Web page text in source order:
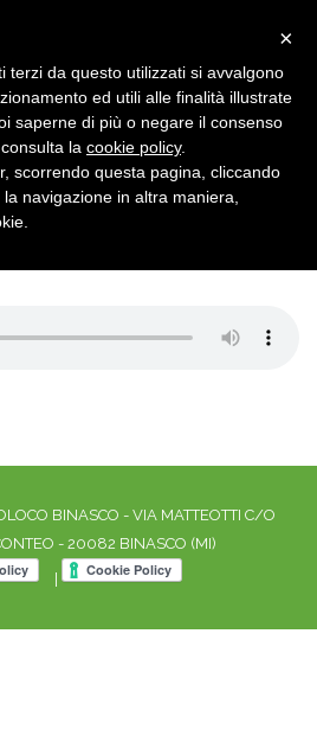
BINASCO - VIA MATTEOTTI C/O
- 20082 BINASCO (MI)
×
terzi da questo utilizzati si avvalgono
ed utili alle finalità illustrate
saperne di più o negare il consenso
la cookie policy.
scorrendo questa pagina, cliccando
navigazione in altra maniera,